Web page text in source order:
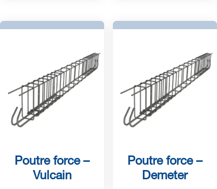
Poutre force –
Vulcain
Poutre force –
Demeter